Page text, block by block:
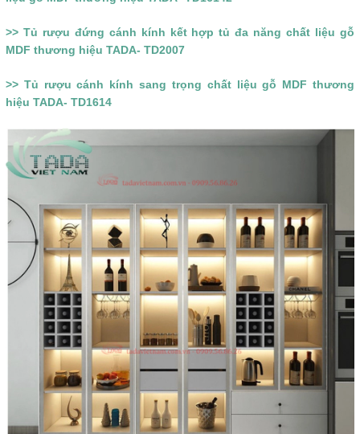
>> Tủ rượu đứng cánh kính kết hợp tủ đa năng chất liệu gỗ
MDF thương hiệu TADA- TD2007
>> Tủ rượu cánh kính sang trọng chất liệu gỗ MDF thương
hiệu TADA- TD1614